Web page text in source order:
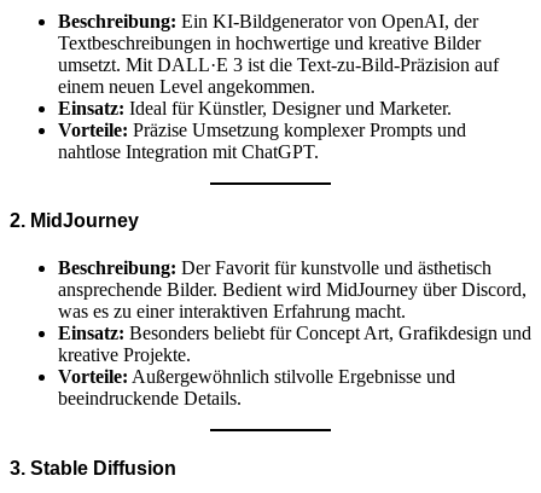
Beschreibung: Ein KI-Bildgenerator von OpenAI, der
Textbeschreibungen in hochwertige und kreative Bilder
umsetzt. Mit DALL·E 3 ist die Text-zu-Bild-Präzision auf
einem neuen Level angekommen.
Einsatz: Ideal für Künstler, Designer und Marketer.
Vorteile: Präzise Umsetzung komplexer Prompts und
nahtlose Integration mit ChatGPT.
2. MidJourney
Beschreibung: Der Favorit für kunstvolle und ästhetisch
ansprechende Bilder. Bedient wird MidJourney über Discord,
was es zu einer interaktiven Erfahrung macht.
Einsatz: Besonders beliebt für Concept Art, Grafikdesign und
kreative Projekte.
Vorteile: Außergewöhnlich stilvolle Ergebnisse und
beeindruckende Details.
3. Stable Diffusion